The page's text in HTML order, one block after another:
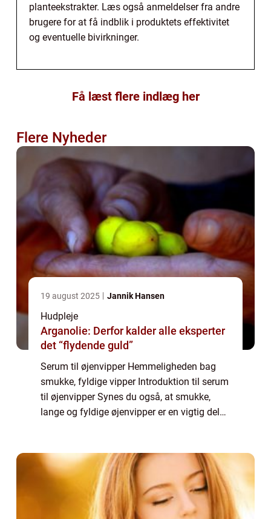
planteekstrakter. Læs også anmeldelser fra andre
brugere for at få indblik i produktets effektivitet
og eventuelle bivirkninger.
Få læst flere indlæg her
Flere Nyheder
19 august 2025 Jannik Hansen
Hudpleje
Arganolie: Derfor kalder alle eksperter
det “flydende guld”
Serum til øjenvipper Hemmeligheden bag
smukke, fyldige vipper Introduktion til serum
til øjenvipper Synes du også, at smukke,
lange og fyldige øjenvipper er en vigtig del